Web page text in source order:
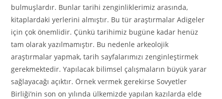
bulmuşlardır. Bunlar tarihi zenginliklerimiz arasında,
kitaplardaki yerlerini almıştır. Bu tür araştırmalar Adigeler
için çok önemlidir. Çünkü tarihimiz bugüne kadar henüz
tam olarak yazılmamıştır. Bu nedenle arkeolojik
araştırmalar yapmak, tarih sayfalarımızı zenginleştirmek
gerekmektedir. Yapılacak bilimsel çalışmaların büyük yarar
sağlayacağı açıktır. Örnek vermek gerekirse Sovyetler
Birliği’nin son on yılında ülkemizde yapılan kazılarda elde